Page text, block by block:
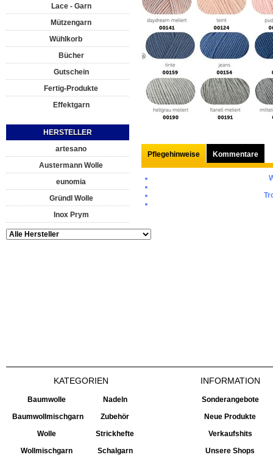
Lace - Garn
Mützengarn
Wühlkorb
Bücher
Gutschein
Fertig-Produkte
Effektgarn
HERSTELLER
artesano
Austermann Wolle
eunomia
Gründl Wolle
Inox Prym
Pflegehinweise Kommentare
KATEGORIEN
Baumwolle
Baumwollmischgarn
Wolle
Wollmischgarn
Nadeln
Zubehör
Strickhefte
Schalgarn
INFORMATION
Sonderangebote
Neue Produkte
Verkaufshits
Unsere Shops